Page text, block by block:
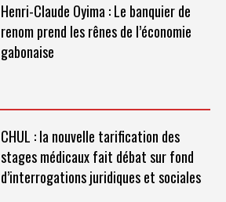
Henri-Claude Oyima : Le banquier de
renom prend les rênes de l’économie
gabonaise
CHUL : la nouvelle tarification des
stages médicaux fait débat sur fond
d’interrogations juridiques et sociales